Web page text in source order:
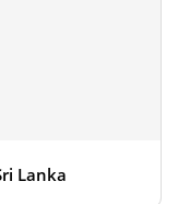
Lanka